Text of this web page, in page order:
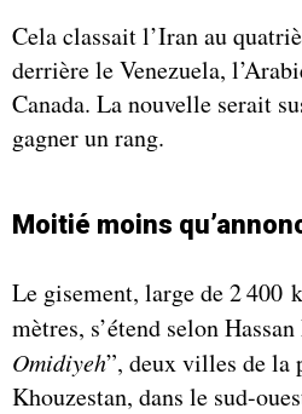
Cela classait l’Iran au
derrière le Venezuela,
Canada. La nouvelle serait
gagner un rang.
Moitié moins
Le gisement, large de 2 400
mètres, s’étend selon
Omidiyeh”, deux villes de la
Khouzestan, dans le sud-